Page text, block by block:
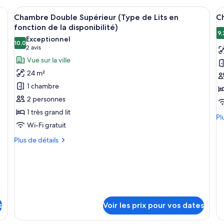
Afficher
toutes
les
photos
pour
ce
type
de
chambre :
Chambre
Double
Supérieur
la
Un balcon doté d’une balustrade en
5
Chambre Double Supérieur (Type de Lits en
fonction de la disponibilité)
10,010,0 sur 10
Exceptionnel
2 avis
(2 avis)
Vue sur la ville
24 m²
1 chambre
2 personnes
1 très grand lit
Wi-Fi gratuit
Plus de détails
Plus
Double
Voir les prix pour vos dates